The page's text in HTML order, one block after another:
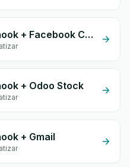
Custom Webhook + Facebook Conversion API (CAPI)
+ Odoo Stock
+ Gmail